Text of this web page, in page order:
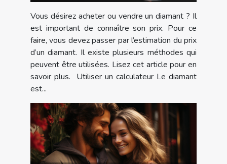
Vous désirez acheter ou vendre un diamant ? Il
est important de connaître son prix. Pour ce
faire, vous devez passer par l’estimation du prix
d’un diamant. Il existe plusieurs méthodes qui
peuvent être utilisées. Lisez cet article pour en
savoir plus. Utiliser un calculateur Le diamant
est...